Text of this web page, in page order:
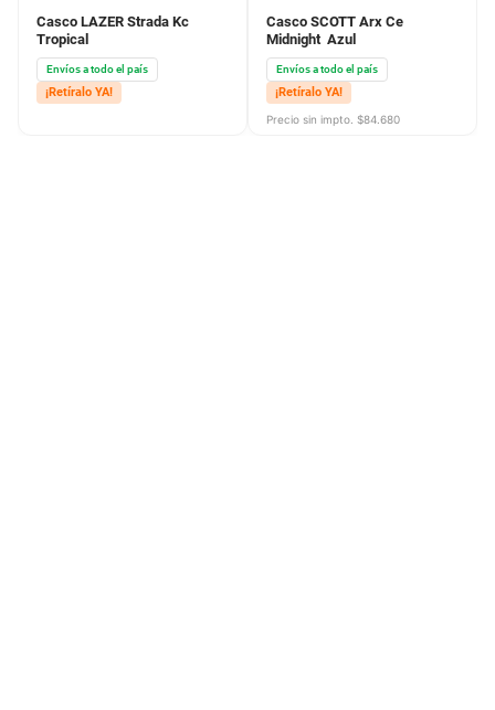
Casco LAZER Strada Kc
Tropical
Envíos a todo el país
¡Retíralo YA!
Casco SCOTT Arx Ce
Midnight Azul
Envíos a todo el país
¡Retíralo YA!
Precio sin impto. $84.680